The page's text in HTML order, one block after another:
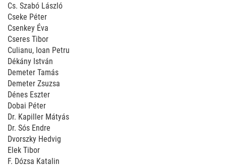
Cs. Szabó László
Cseke Péter
Csenkey Éva
Cseres Tibor
Culianu, Ioan Petru
Dékány István
Demeter Tamás
Demeter Zsuzsa
Dénes Eszter
Dobai Péter
Dr. Kapiller Mátyás
Dr. Sós Endre
Dvorszky Hedvig
Elek Tibor
F. Dózsa Katalin